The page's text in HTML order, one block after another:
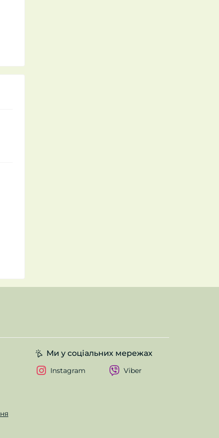
Ми у соціальних мережах
Instagram Viber